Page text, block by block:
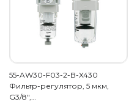
55-AW30-F03-2-B-X430
Фильтр-регулятор, 5 мкм,
G3/8",…